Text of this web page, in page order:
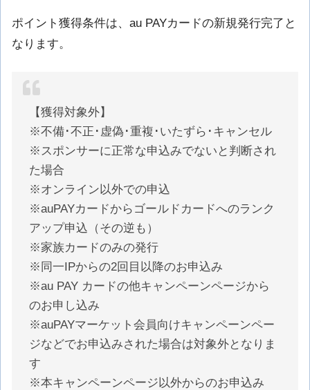
ポイント獲得条件は、au PAYカードの新規発行完了と
なります。
【獲得対象外】
※不備･不正･虚偽･重複･いたずら･キャンセル
※スポンサーに正常な申込みでないと判断され
た場合
※オンライン以外での申込
※auPAYカードからゴールドカードへのランク
アップ申込（その逆も）
※家族カードのみの発行
※同一IPからの2回目以降のお申込み
※au PAY カードの他キャンペーンページから
のお申し込み
※auPAYマーケット会員向けキャンペーンペー
ジなどでお申込みされた場合は対象外となりま
す
※本キャンペーンページ以外からのお申込み